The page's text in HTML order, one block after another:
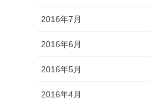
2016年7月
2016年6月
2016年5月
2016年4月